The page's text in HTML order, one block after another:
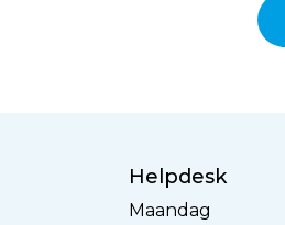
Helpdesk
Maandag